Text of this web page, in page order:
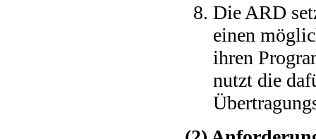
Die ARD
einen
ihren
nutzt die